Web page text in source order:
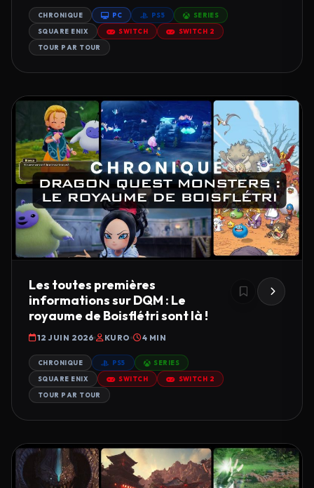
CHRONIQUE PC PS5 SERIES
SQUARE ENIX SWITCH SWITCH 2
TOUR PAR TOUR
Les toutes premières
informations sur DQM : Le
royaume de Boisflétri sont là !
12 JUIN 2026 KURO 4 MIN
CHRONIQUE PS5 SERIES
SQUARE ENIX SWITCH SWITCH 2
TOUR PAR TOUR